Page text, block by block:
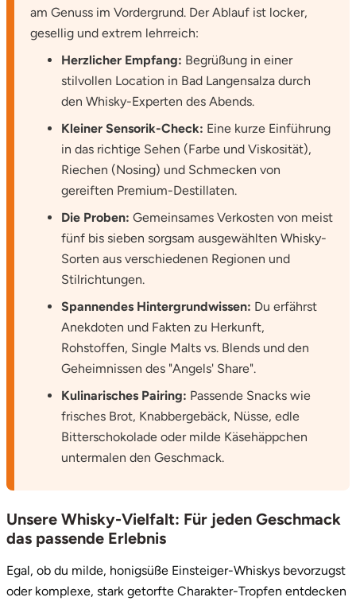
am Genuss im Vordergrund. Der Ablauf ist locker,
gesellig und extrem lehrreich:
Herzlicher Empfang: Begrüßung in einer
stilvollen Location in Bad Langensalza durch
den Whisky-Experten des Abends.
Kleiner Sensorik-Check: Eine kurze Einführung
in das richtige Sehen (Farbe und Viskosität),
Riechen (Nosing) und Schmecken von
gereiften Premium-Destillaten.
Die Proben: Gemeinsames Verkosten von meist
fünf bis sieben sorgsam ausgewählten Whisky-
Sorten aus verschiedenen Regionen und
Stilrichtungen.
Spannendes Hintergrundwissen: Du erfährst
Anekdoten und Fakten zu Herkunft,
Rohstoffen, Single Malts vs. Blends und den
Geheimnissen des "Angels' Share".
Kulinarisches Pairing: Passende Snacks wie
frisches Brot, Knabbergebäck, Nüsse, edle
Bitterschokolade oder milde Käsehäppchen
untermalen den Geschmack.
Unsere Whisky-Vielfalt: Für jeden Geschmack
das passende Erlebnis
Egal, ob du milde, honigsüße Einsteiger-Whiskys bevorzugst
oder komplexe, stark getorfte Charakter-Tropfen entdecken